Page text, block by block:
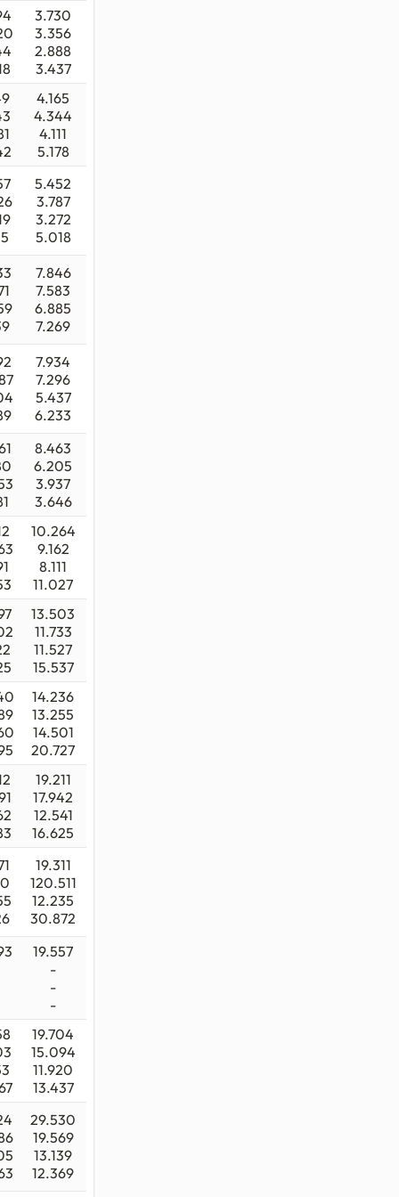
3.730
3.356
2.888
3.437
4.165
4.344
4.111
5.178
5.452
3.787
3.272
5.018
7.846
7.583
6.885
7.269
7.934
7.296
5.437
6.233
8.463
6.205
3.937
3.646
10.264
9.162
8.111
11.027
13.503
11.733
11.527
15.537
14.236
13.255
14.501
20.727
19.211
17.942
12.541
16.625
19.311
120.511
12.235
30.872
19.557
-
-
-
19.704
15.094
11.920
13.437
29.530
19.569
13.139
12.369